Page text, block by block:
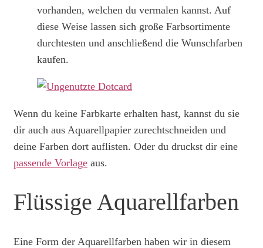
vorhanden, welchen du vermalen kannst. Auf
diese Weise lassen sich große Farbsortimente
durchtesten und anschließend die Wunschfarben
kaufen.
Wenn du keine Farbkarte erhalten hast, kannst du sie
dir auch aus Aquarellpapier zurechtschneiden und
deine Farben dort auflisten. Oder du druckst dir eine
passende Vorlage aus.
Flüssige Aquarellfarben
Eine Form der Aquarellfarben haben wir in diesem